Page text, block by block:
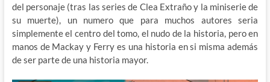
del personaje (tras las series de Clea Extraño y la miniserie de
su muerte), un numero que para muchos autores seria
simplemente el centro del tomo, el nudo de la historia, pero en
manos de Mackay y Ferry es una historia en si misma además
de ser parte de una historia mayor.